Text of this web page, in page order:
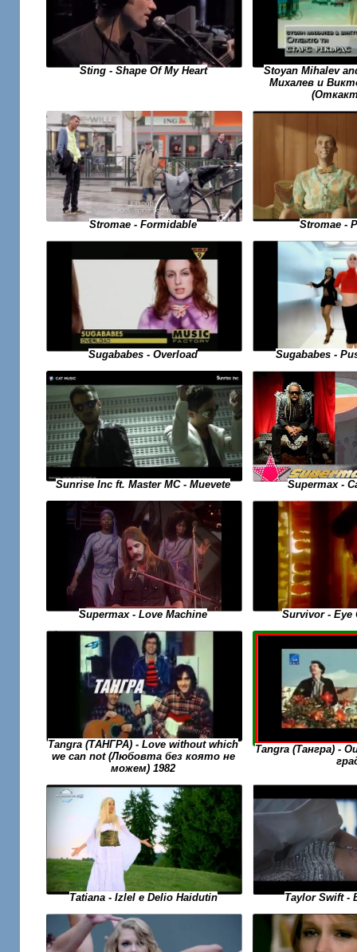
Sting - Shape Of My Heart
Stoyan Mihalev
Михалев и
Stromae - Formidable Stromae -
Sugababes - Overload Sugababes -
Sunrise Inc ft. Master MC - Muevete Supermax -
Supermax - Love Machine Survivor - Eye
Tangra (ТАНГРА) - Love without which
we can not (Любовта без която не
можем) 1982
Tangra (Тангра) -
Tatiana - Izlel e Delio Haidutin Taylor Swift -